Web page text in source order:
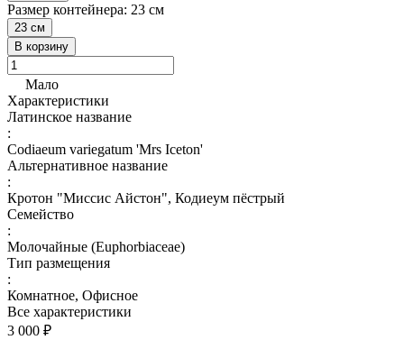
Размер контейнера: 23 см
23 см
В корзину
Мало
Характеристики
Латинское название
:
Codiaeum variegatum 'Mrs Iceton'
Альтернативное название
:
Кротон "Миссис Айстон", Кодиеум пёстрый
Семейство
:
Молочайные (Euphorbiaceae)
Тип размещения
:
Комнатное, Офисное
Все характеристики
3 000 ₽